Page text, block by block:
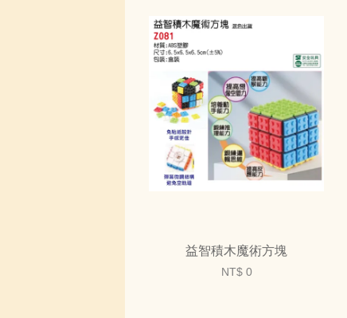
益智積木魔術方塊
NT$ 0